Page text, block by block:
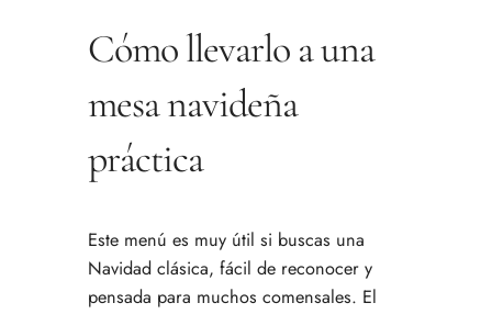
Cómo llevarlo a una
mesa navideña
práctica
Este menú es muy útil si buscas una
Navidad clásica, fácil de reconocer y
pensada para muchos comensales. El